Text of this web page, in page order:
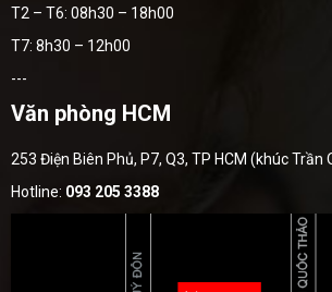
T2 – T6: 08h30 – 18h00
T7: 8h30 – 12h00
---
Văn phòng HCM
253 Điện Biên Phủ, P7, Q3, TP HCM (khúc Trần
Hotline: 093 205 3388